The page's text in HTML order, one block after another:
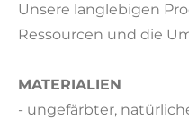
Unsere langlebigen
Ressourcen und die
MATERIALIEN
- ungefärbter,